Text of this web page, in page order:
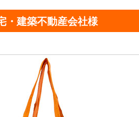
・建築不動産会社様